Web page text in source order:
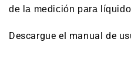
de la medición para
Descargue el manual de